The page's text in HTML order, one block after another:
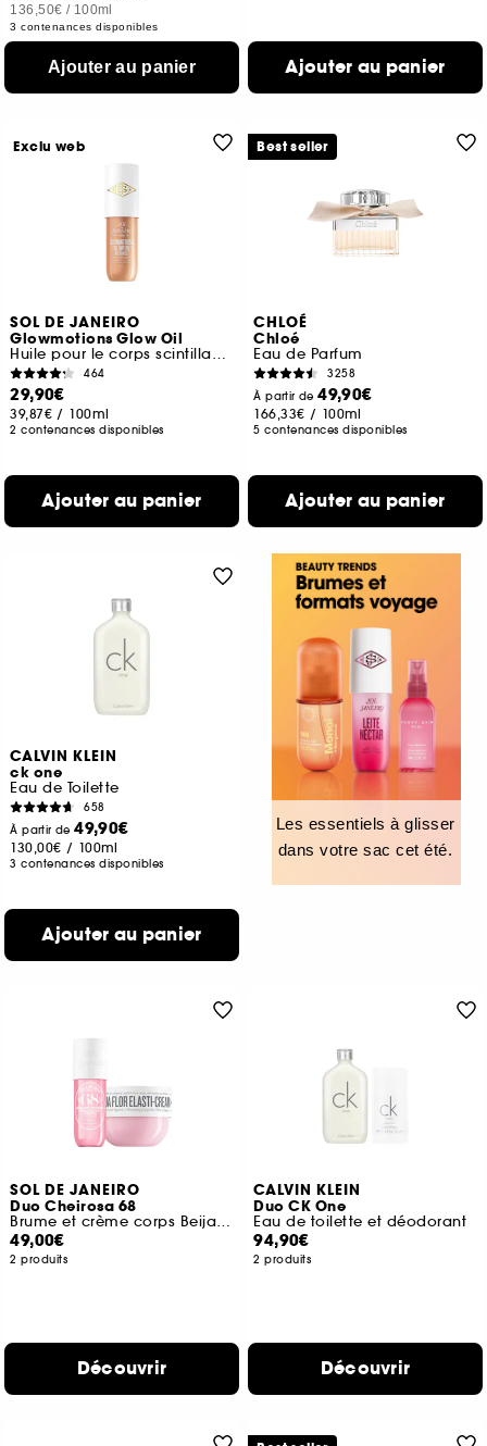
136,50€ / 100ml
3 contenances disponibles
Ajouter au panier Ajouter au panier
SOL DE JANEIRO
Glowmotions Glow Oil
Huile pour le corps scintillante & nourissante
464
29,90€
39,87€ / 100ml
2 contenances disponibles
Ajouter au panier
Exclu web
CHLOÉ
Chloé
Eau de Parfum
3258
À partir de49,90€
166,33€ / 100ml
5 contenances disponibles
Ajouter au panier
Best seller
CALVIN KLEIN
ck one
Eau de Toilette
658
À partir de49,90€
130,00€ / 100ml
3 contenances disponibles
Ajouter au panier
Les essentiels à glisser
dans votre sac cet été.
SOL DE JANEIRO
Duo Cheirosa 68
Brume et crème corps Beija Flor
49,00€
2 produits
Découvrir
CALVIN KLEIN
Duo CK One
Eau de toilette et déodorant
94,90€
2 produits
Découvrir